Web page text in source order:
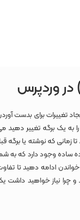
در وردپرس
تغییرات برای بدست
به یک برگه تغییر دهید
که نوشته یا برگه
ساده وجود دارد که به
ادامه دهید تا
و چرا نیاز خواهید داشت